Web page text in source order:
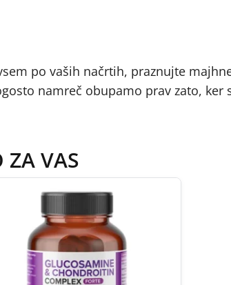
po vaših načrtih, praznujte
namreč obupamo prav zato, ker
ZA VAS